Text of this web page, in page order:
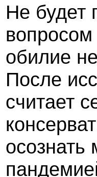
Не будет
вопросом
обилие
После
считает